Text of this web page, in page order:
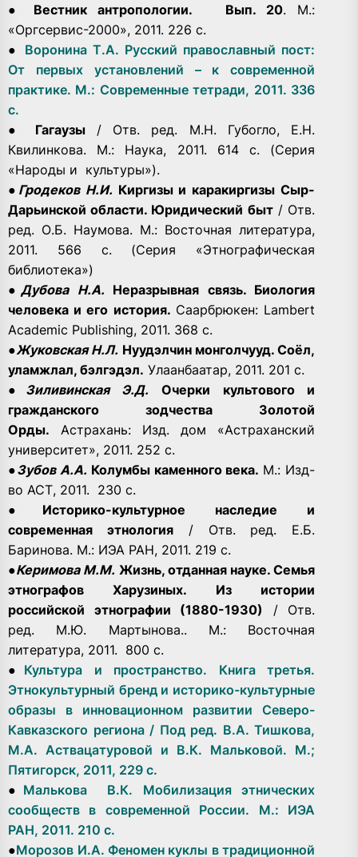
●
Вестник антропологии. Вып. 20. М.:
«Оргсервис-2000», 2011. 226 с.
● Воронина Т.А. Русский православный пост:
От первых установлений – к современной
практике. М.: Современные тетради, 2011. 336
с.
● Гагаузы/ Отв. ред. М.Н. Губогло, Е.Н.
Квилинкова. М.: Наука, 2011. 614 с. (Серия
«Народы и культуры»).
● Гродеков Н.И. Киргизы и каракиргизы Сыр-
Дарьинской области. Юридический быт/ Отв.
ред. О.Б. Наумова. М.: Восточная литература,
2011. 566 с. (Серия «Этнографическая
библиотека»)
●Дубова Н.А. Неразрывная связь. Биология
человека и его история. Саарбрюкен: Lambert
Academic Publishing, 2011. 368 с.
●Жуковская Н.Л. Нуудэлчин монголчууд. Соёл,
уламжлал, бэлгэдэл. Улаанбаатар, 2011. 201 с.
● Зиливинская Э.Д. Очерки культового и
гражданского зодчества Золотой
Орды. Астрахань: Изд. дом «Астраханский
университет», 2011. 252 с.
●Зубов А.А. Колумбы каменного века. М.: Изд-
во АСТ, 2011. 230 с.
● Историко-культурное наследие и
современная этнология/ Отв. ред. Е.Б.
Баринова. М.: ИЭА РАН, 2011. 219 с.
●Керимова М.М. Жизнь, отданная науке. Семья
этнографов Харузиных. Из истории
российской этнографии (1880-1930)
/ Отв.
ред. М.Ю. Мартынова.. М.: Восточная
литература, 2011. 800 с.
● Культура и пространство. Книга третья.
Этнокультурный бренд и историко-культурные
образы в инновационном развитии Северо-
Кавказского региона / Под ред. В.А. Тишкова,
М.А. Аствацатуровой и В.К. Мальковой. М.;
Пятигорск, 2011, 229 с.
● Малькова В.К. Мобилизация этнических
сообществ в современной России. М.: ИЭА
РАН, 2011. 210 с.
●Морозов И.А. Феномен куклы в традиционной